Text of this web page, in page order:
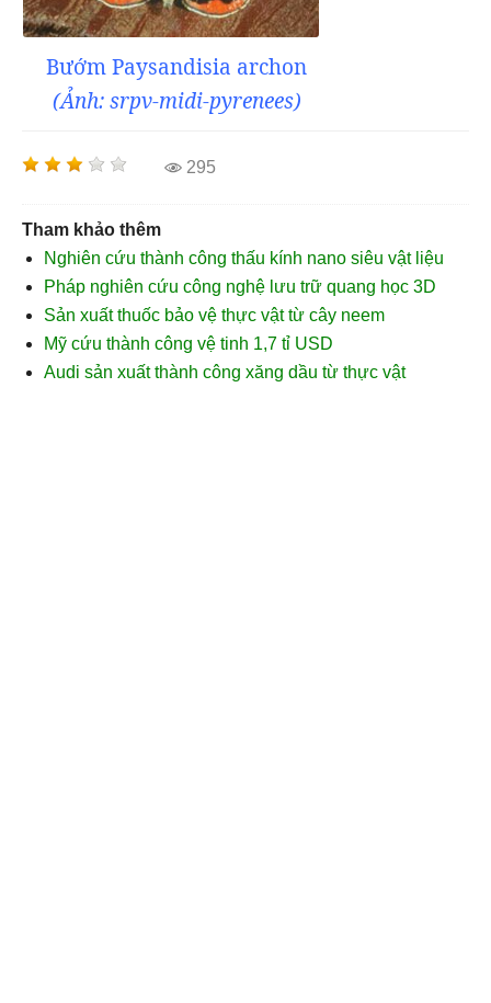
Bướm Paysandisia archon
(Ảnh: srpv-midi-pyrenees)
295
Tham khảo thêm
Nghiên cứu thành công thấu kính nano siêu vật liệu
Pháp nghiên cứu công nghệ lưu trữ quang học 3D
Sản xuất thuốc bảo vệ thực vật từ cây neem
Mỹ cứu thành công vệ tinh 1,7 tỉ USD
Audi sản xuất thành công xăng dầu từ thực vật